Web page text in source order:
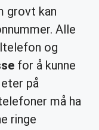
grovt kan
Alle
og
for å kunne
på
må ha
ringe